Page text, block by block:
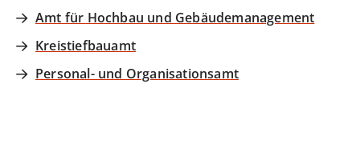
Amt für Hochbau und Gebäudemanagement
Kreistiefbauamt
Personal- und Organisationsamt